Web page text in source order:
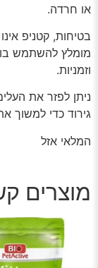
או חרדה.
בטיחות, קטניפ
מומלץ להשתמש בו
וזמניות.
ניתן לפזר את
גירוד כדי למשוך
המלאי אזל
מוצרים